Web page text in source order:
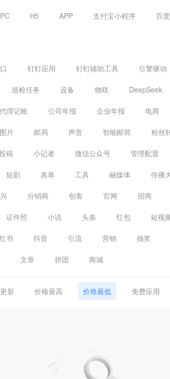
PC H5 APP 支付宝小程序 百
钉钉应用 钉钉辅助工具 引擎驱动
巡检任务 设备 物联 DeepSeek
代理记账 公司年报 企业年报 电商
片 邮局 声音 智能邮筒 粉丝
稿 小记者 微信公众号 管理配置
短剧 表单 工具 融媒体 传播
分销商 创客 官网 招商
证件照 小说 头条 红包 短视
书 抖音 引流 营销 抽奖
文章 拼团 商城
新 价格最高 价格最低 免费应用